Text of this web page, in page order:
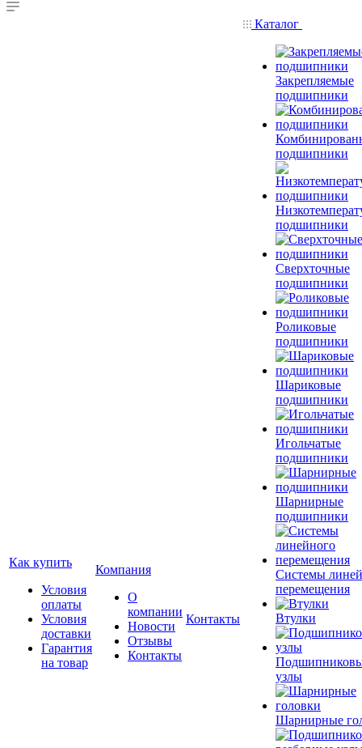
Как купить
Условия
оплаты
Условия
доставки
Гарантия
на товар
Компания
О
компании
Новости
Отзывы
Контакты
Контакты
Каталог
Закрепляемые
подшипники
подшипники
подшипники
Сверхточные
подшипники
Роликовые
подшипники
Шариковые
подшипники
Игольчатые
подшипники
Шарнирные
подшипники
Системы
перемещения
Втулки
узлы
Шарнирные